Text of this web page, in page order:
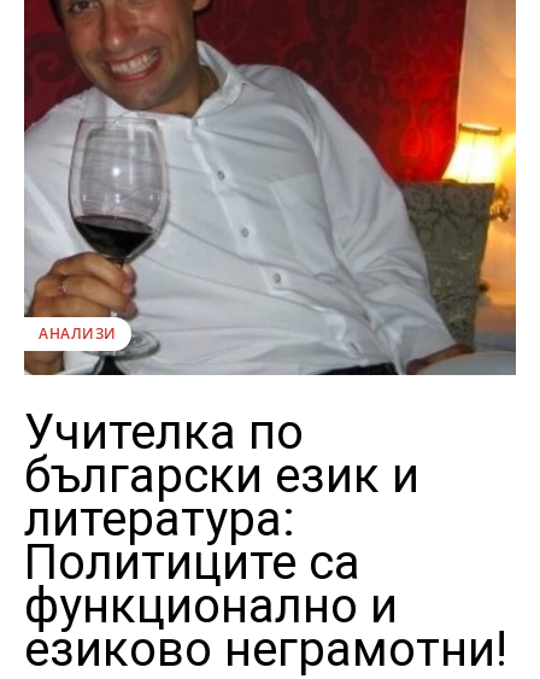
АНАЛИЗИ
Учителка по
български език и
литература:
Политиците са
функционално и
езиково неграмотни!